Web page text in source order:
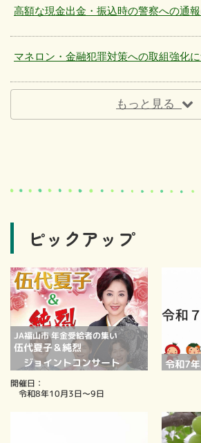
高額な現金出金・振込時の警察への通
マネロン・金融犯罪対策への取組強化
もっと見る
ピックアップ
JA福山市 年金受給者の集い
伍代夏子＆純烈
ジョイントコンサート
開催日：
令和8年10月3日～9日
令和7